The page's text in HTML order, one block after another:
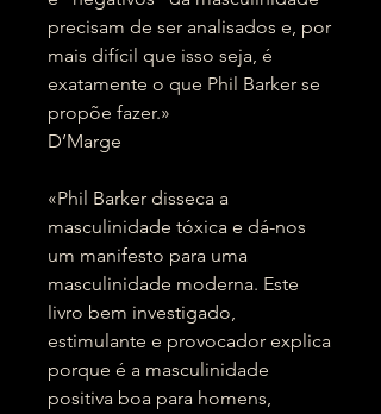
precisam de ser analisados e, por
mais difícil que isso seja, é
exatamente o que Phil Barker se
propõe fazer.»
D’Marge
«Phil Barker disseca a
masculinidade tóxica e dá-nos
um manifesto para uma
masculinidade moderna. Este
livro bem investigado,
estimulante e provocador explica
porque é a masculinidade
positiva boa para homens,